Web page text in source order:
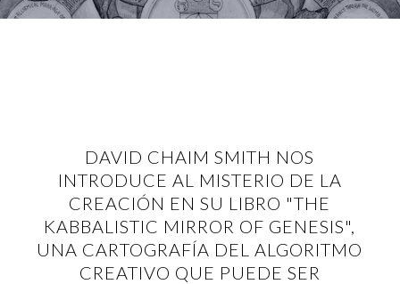
DAVID CHAIM SMITH NOS
INTRODUCE AL MISTERIO DE LA
CREACIÓN EN SU LIBRO "THE
KABBALISTIC MIRROR OF GENESIS",
UNA CARTOGRAFÍA DEL ALGORITMO
CREATIVO QUE PUEDE SER